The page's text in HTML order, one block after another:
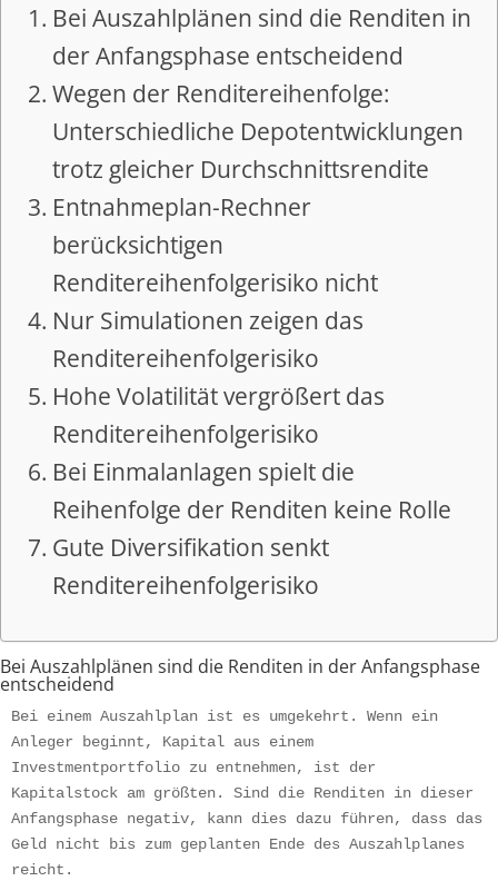
Bei Auszahlplänen sind die Renditen in
der Anfangsphase entscheidend
Wegen der Renditereihenfolge:
Unterschiedliche Depotentwicklungen
trotz gleicher Durchschnittsrendite
Entnahmeplan-Rechner
berücksichtigen
Renditereihenfolgerisiko nicht
Nur Simulationen zeigen das
Renditereihenfolgerisiko
Hohe Volatilität vergrößert das
Renditereihenfolgerisiko
Bei Einmalanlagen spielt die
Reihenfolge der Renditen keine Rolle
Gute Diversifikation senkt
Renditereihenfolgerisiko
Bei Auszahlplänen sind die Renditen in der Anfangsphase
entscheidend
Bei einem Auszahlplan ist es umgekehrt. Wenn ein
Anleger beginnt, Kapital aus einem
Investmentportfolio zu entnehmen, ist der
Kapitalstock am größten. Sind die Renditen in dieser
Anfangsphase negativ, kann dies dazu führen, dass das
Geld nicht bis zum geplanten Ende des Auszahlplanes
reicht.